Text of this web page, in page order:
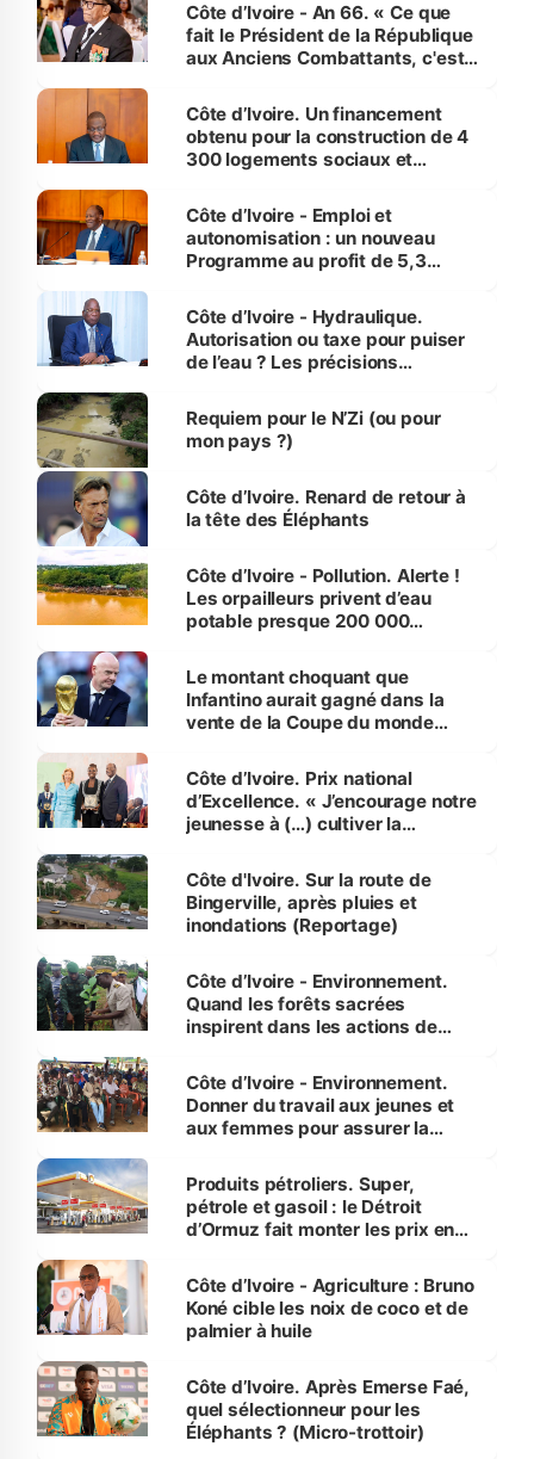
Côte d’Ivoire - An 66. « Ce que
fait le Président de la République
aux Anciens Combattants, c'est
Côte d’Ivoire. Un financement
obtenu pour la construction de 4
300 logements sociaux et
et Yamoussoukro
Côte d’Ivoire - Emploi et
autonomisation : un nouveau
Programme au profit de 5,3
Côte d’Ivoire - Hydraulique.
Autorisation ou taxe pour puiser
de l’eau ? Les précisions
Requiem pour le N’Zi (ou pour
mon pays ?)
Côte d’Ivoire. Renard de retour à
la tête des Éléphants
Côte d’Ivoire - Pollution. Alerte !
Les orpailleurs privent d’eau
potable presque 200 000
Le montant choquant que
Infantino aurait gagné dans la
vente de la Coupe du monde
Côte d’Ivoire. Prix national
d’Excellence. « J’encourage notre
jeunesse à (…) cultiver la
(Alassane Ouattara
Côte d'Ivoire. Sur la route de
Bingerville, après pluies et
inondations (Reportage)
Côte d’Ivoire - Environnement.
Quand les forêts sacrées
inspirent dans les actions de
Côte d’Ivoire - Environnement.
Donner du travail aux jeunes et
aux femmes pour assurer la
menacées
Produits pétroliers. Super,
pétrole et gasoil : le Détroit
d’Ormuz fait monter les prix en
Côte d’Ivoire - Agriculture : Bruno
Koné cible les noix de coco et de
palmier à huile
Côte d’Ivoire. Après Emerse Faé,
quel sélectionneur pour les
Éléphants ? (Micro-trottoir)